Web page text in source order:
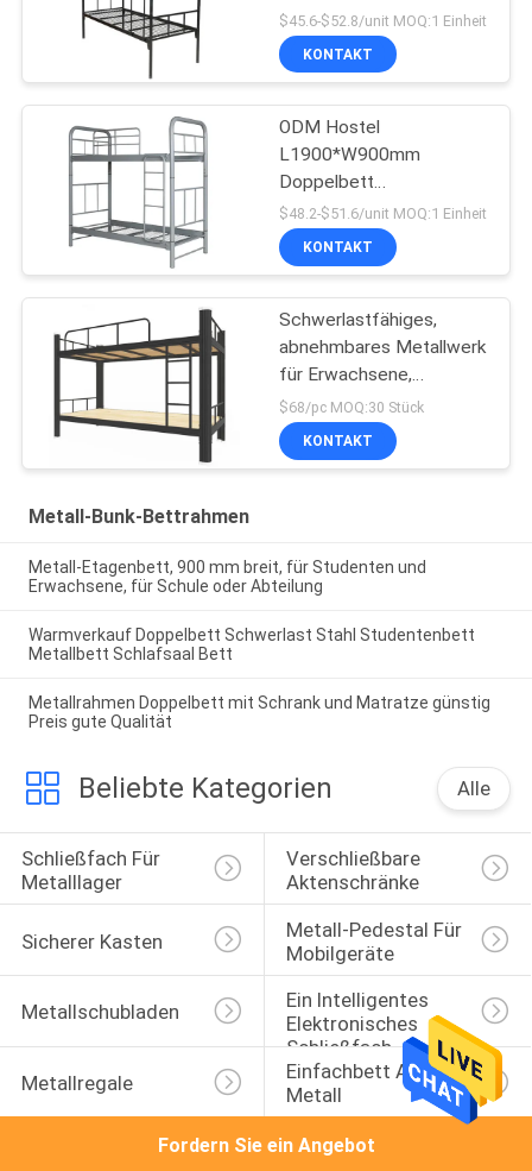
$45.6-$52.8/unit MOQ:1 Einheit
KONTAKT
ODM Hostel
L1900*W900mm
Doppelbett
Metallrahmen
$48.2-$51.6/unit MOQ:1 Einheit
KONTAKT
Schwerlastfähiges,
abnehmbares Metallwerk
für Erwachsene,
Doppelbett aus Stahl
$68/pc MOQ:30 Stück
KONTAKT
Metall-Bunk-Bettrahmen
Metall-Etagenbett, 900 mm breit, für Studenten und
Erwachsene, für Schule oder Abteilung
Warmverkauf Doppelbett Schwerlast Stahl Studentenbett
Metallbett Schlafsaal Bett
Metallrahmen Doppelbett mit Schrank und Matratze günstig
Preis gute Qualität
Beliebte Kategorien Alle
Schließfach Für
Metalllager
Verschließbare
Aktenschränke
Sicherer Kasten
Metall-Pedestal Für
Mobilgeräte
Metallschubladen
Ein Intelligentes
Elektronisches
Schließfach
Metallregale
Einfachbett Aus
Metall
Fordern Sie ein Angebot